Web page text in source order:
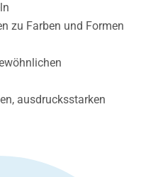
zu Farben und Formen
ausdrucksstarken